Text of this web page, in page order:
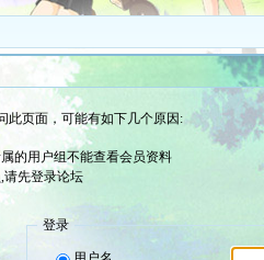
此页面，可能有如下几个原因:
的用户组不能查看会员资料
请先登录论坛
登录